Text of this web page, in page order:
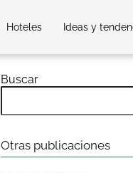
Hoteles Ideas y
Buscar
Otras publicaciones